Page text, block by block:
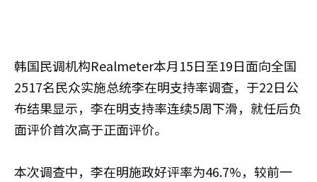
韩国民调机构Realmeter本月15日至19日面向全国
2517名民众实施总统李在明支持率调查，于22日公
布结果显示，李在明支持率连续5周下滑，就任后负
面评价首次高于正面评价。
本次调查中，李在明施政好评率为46.7%，较前一